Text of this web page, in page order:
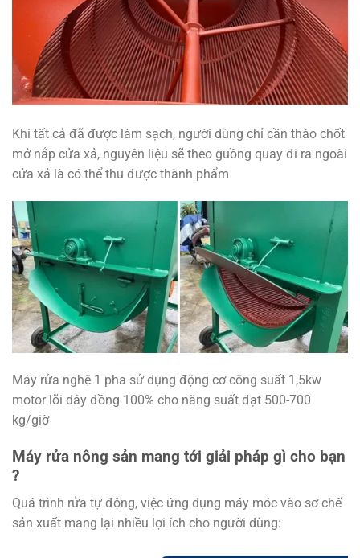
Khi tất cả đã được làm sạch, người dùng chỉ cần tháo chốt
mở nắp cửa xả, nguyên liệu sẽ theo guồng quay đi ra ngoài
cửa xả là có thể thu được thành phẩm
Máy rửa nghệ 1 pha sử dụng động cơ công suất 1,5kw
motor lõi dây đồng 100% cho năng suất đạt 500-700
kg/giờ
Máy rửa nông sản mang tới giải pháp gì cho bạn
?
Quá trình rửa tự động, việc ứng dụng máy móc vào sơ chế
sản xuất mang lại nhiều lợi ích cho người dùng: